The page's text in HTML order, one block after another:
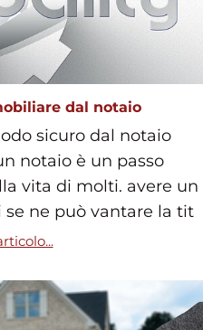
dal notaio
sicuro dal notaio
notaio è un passo
vita di molti. avere un
ne può vantare la tit